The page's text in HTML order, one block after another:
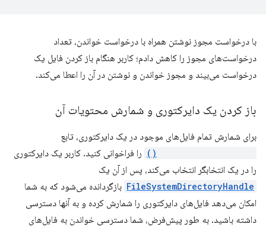
با درخواست مجوز نوشتن همراه با درخواست خواندن، تعداد
درخواست‌های مجوز را کاهش دادم؛ کاربر هنگام باز کردن فایل یک
درخواست می‌بیند و مجوز خواندن و نوشتن در آن را اعطا می‌کند.
باز کردن یک دایرکتوری و شمارش محتویات آن
برای شمارش تمام فایل‌های موجود در یک دایرکتوری، تابع
را فراخوانی کنید. کاربر یک دایرکتوری
را در یک انتخابگر انتخاب می‌کند، پس از آن یک
FileSystemDirectoryHandle بازگردانده می‌شود که به شما
امکان می‌دهد فایل‌های دایرکتوری را شمارش کرده و به آنها دسترسی
داشته باشید. به طور پیش‌فرض، شما دسترسی خواندن به فایل‌های